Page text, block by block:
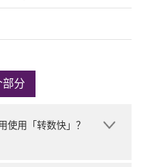
部分
使用「转数快」？